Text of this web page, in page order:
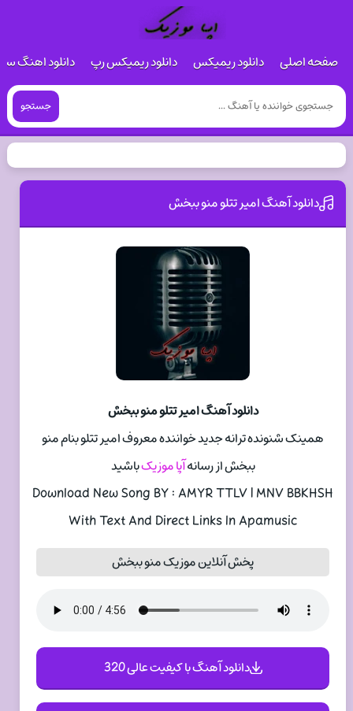
صفحه اصلی دانلود ریمیکس دانلود ریمیکس رپ دانلود اهنگ
جستجو
دانلود آهنگ امیر تتلو منو ببخش
دانلود آهنگ امیر تتلو منو ببخش
همینک شنونده ترانه جدید خواننده معروف امیر تتلو بنام منو
ببخش از رسانهآپا موزیکباشید
Download New Song BY : AMYR TTLV | MNV BBKHSH
With Text And Direct Links In Apamusic
پخش آنلاین موزیک منو ببخش
دانلود آهنگ با کیفیت عالی 320